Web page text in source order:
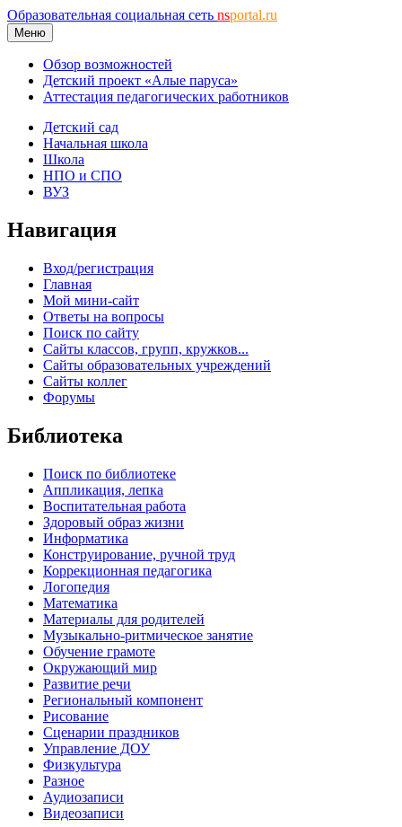
Образовательная социальная сеть nsportal.ru
Меню
Обзор возможностей
Детский проект «Алые паруса»
Аттестация педагогических работников
Детский сад
Начальная школа
Школа
НПО и СПО
ВУЗ
Навигация
Вход/регистрация
Главная
Мой мини-сайт
Ответы на вопросы
Поиск по сайту
Сайты классов, групп, кружков...
Сайты образовательных учреждений
Сайты коллег
Форумы
Библиотека
Поиск по библиотеке
Аппликация, лепка
Воспитательная работа
Здоровый образ жизни
Информатика
Конструирование, ручной труд
Коррекционная педагогика
Логопедия
Математика
Материалы для родителей
Музыкально-ритмическое занятие
Обучение грамоте
Окружающий мир
Развитие речи
Региональный компонент
Рисование
Сценарии праздников
Управление ДОУ
Физкультура
Разное
Аудиозаписи
Видеозаписи